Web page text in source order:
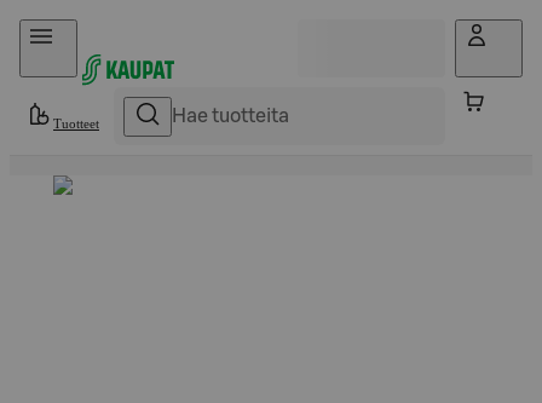
Hyppää sisältöön
Tuotteet